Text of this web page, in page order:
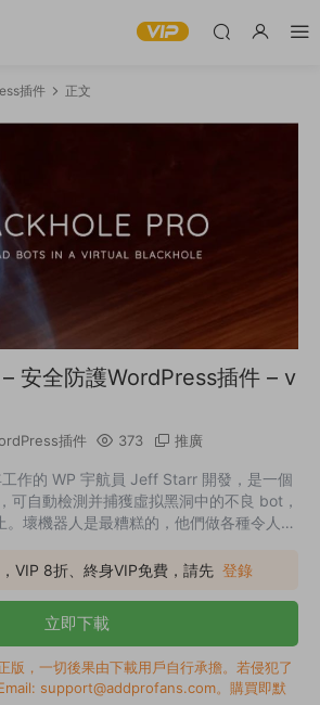
插件 正文
安全防護WordPress插件 – v
插件 373 推廣
作的 WP 宇航員 Jeff Starr 開發，是一個
可自動檢測并捕獲虛拟黑洞中的不良 bot，
。壞機器人是最糟糕的，他們做各種令人讨
服務器資源。
VIP 8折、終身VIP免費，請先 登錄
立即下載
版，一切後果由下載用戶自行承擔。若侵犯了
support@addprofans.com。購買即默